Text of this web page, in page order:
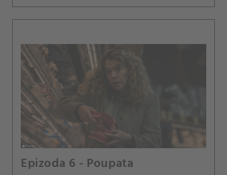
Epizoda 6 - Poupata